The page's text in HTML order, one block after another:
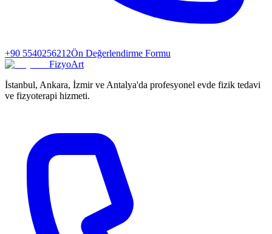
+90 5540256212Ön Değerlendirme Formu
FizyoArt
İstanbul, Ankara, İzmir ve Antalya'da profesyonel evde fizik tedavi
ve fizyoterapi hizmeti.